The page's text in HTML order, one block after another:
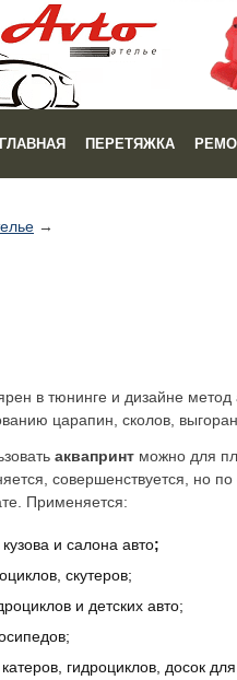
ГЛАВНАЯ ПЕРЕТЯЖКА
→
в тюнинге и дизайне метод
царапин, сколов,
аквапринт можно для
совершенствуется, но
Применяется:
и салона авто;
скутеров;
и детских авто;
катеров, гидроциклов, досок